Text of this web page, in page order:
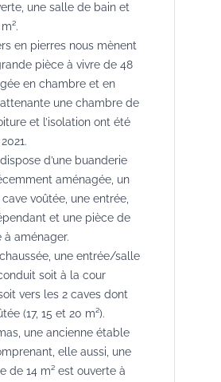
une salle de bain et
en pierres nous mènent
pièce à vivre de 48
en chambre et en
une chambre de
et l’isolation ont été
dispose d’une buanderie
aménagée, un
voûtée, une entrée,
et une pièce de
à aménager.
une entrée/salle
soit à la cour
vers les 2 caves dont
(17, 15 et 20 m²).
une ancienne étable
elle aussi, une
de 14 m² est ouverte à